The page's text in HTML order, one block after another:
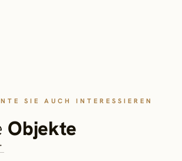
SIE AUCH INTERESSIEREN
Objekte